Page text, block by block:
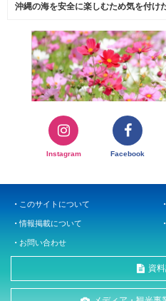
沖縄の海を安全に楽しむため気を付け
Instagram Facebook
このサイトについて
情報掲載について
お問い合わせ
資